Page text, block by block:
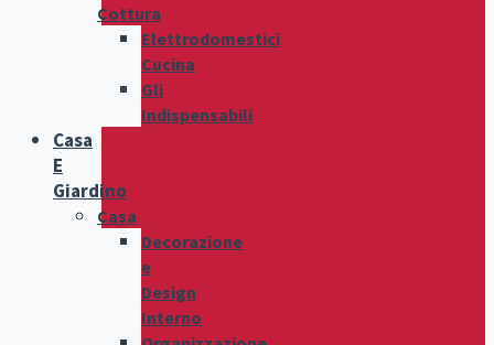
Cottura
Elettrodomestici
Cucina
Gli
Indispensabili
Casa
E
Giardino
Casa
Decorazione
e
Design
Interno